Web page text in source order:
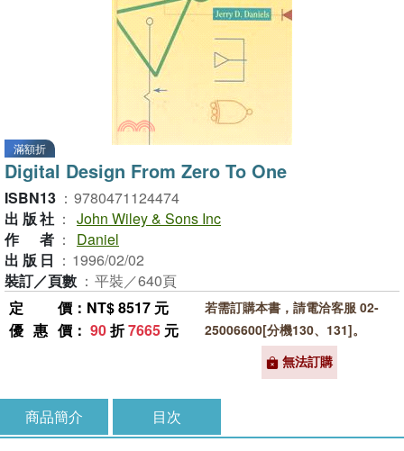
滿額折
Digital Design From Zero To One
ISBN13 ： 9780471124474
出版社 ： John Wiley & Sons Inc
作者 ：
Daniel
出版日 ： 1996/02/02
裝訂／頁數 ： 平裝／640頁
定價 ：NT$ 8517 元
優惠價 ： 90折7665 元
若需訂購本書，請電洽客服 02-
25006600[分機130、131]。
無法訂購
商品簡介 目次